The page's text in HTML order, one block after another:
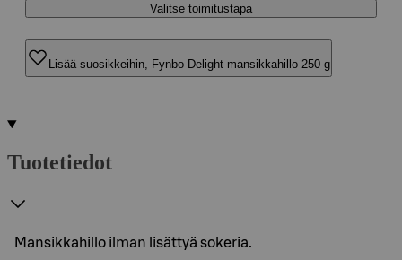
Valitse toimitustapa
Lisää suosikkeihin, Fynbo Delight mansikkahillo 250 g
Tuotetiedot
Mansikkahillo ilman lisättyä sokeria.